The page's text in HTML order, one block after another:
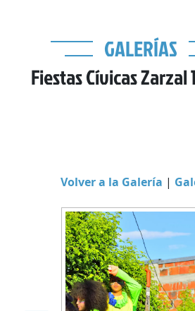
GALERÍAS
Fiestas Cívicas Zarzal
Volver a la Galería |